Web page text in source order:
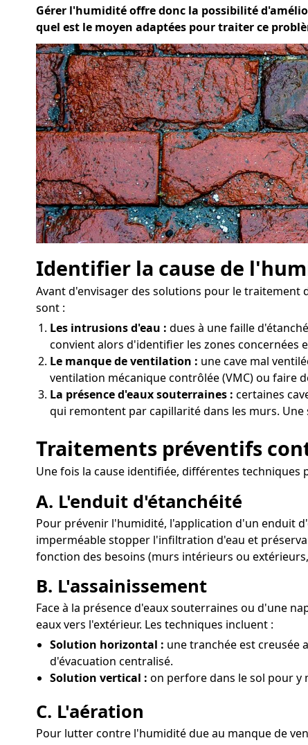
Gérer l'humidité offre donc la possibilité
quel est le moyen adaptées pour traiter ce
Identifier la cause de
Avant d'envisager des solutions pour le traitement
sont :
Les intrusions d'eau : dues à une faille
convient alors d'identifier les zones concernées
Le manque de ventilation : une cave mal
ventilation mécanique contrôlée (VMC) ou faire
La présence d'eaux souterraines : certaines
qui remontent par capillarité dans les murs.
Traitements préventifs
Une fois la cause identifiée, différentes
A. L'enduit d'étanchéité
Pour prévenir l'humidité, l'application d'un enduit
imperméable stopper l'infiltration d'eau et
fonction des besoins (murs intérieurs ou
B. L'assainissement
Face à la présence d'eaux souterraines ou d'une
eaux vers l'extérieur. Les techniques incluent :
Solution horizontal : une tranchée est creusée
d'évacuation centralisé.
Solution vertical : on perfore dans le sol pour y
C. L'aération
Pour lutter contre l'humidité due au manque de